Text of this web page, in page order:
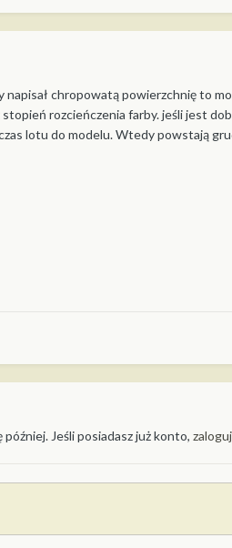
napisał chropowatą powierzchnię to
rozcieńczenia farby. jeśli jest
lotu do modelu. Wtedy powstają
Jeśli posiadasz już konto,